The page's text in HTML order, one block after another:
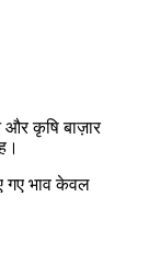
और कृषि बाज़ार
गए भाव केवल